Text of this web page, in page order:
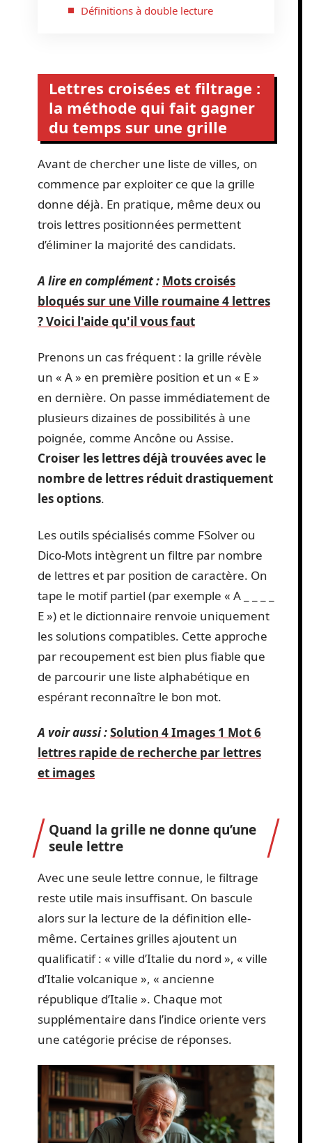
Définitions à double lecture
Lettres croisées et filtrage :
la méthode qui fait gagner
du temps sur une grille
Avant de chercher une liste de villes, on
commence par exploiter ce que la grille
donne déjà. En pratique, même deux ou
trois lettres positionnées permettent
d’éliminer la majorité des candidats.
A lire en complément : Mots croisés
bloqués sur une Ville roumaine 4 lettres
? Voici l'aide qu'il vous faut
Prenons un cas fréquent : la grille révèle
un « A » en première position et un « E »
en dernière. On passe immédiatement de
plusieurs dizaines de possibilités à une
poignée, comme Ancône ou Assise.
Croiser les lettres déjà trouvées avec le
nombre de lettres réduit drastiquement
les options.
Les outils spécialisés comme FSolver ou
Dico-Mots intègrent un filtre par nombre
de lettres et par position de caractère. On
tape le motif partiel (par exemple « A _ _ _ _
E ») et le dictionnaire renvoie uniquement
les solutions compatibles. Cette approche
par recoupement est bien plus fiable que
de parcourir une liste alphabétique en
espérant reconnaître le bon mot.
A voir aussi :Solution 4 Images 1 Mot 6
lettres rapide de recherche par lettres
et images
Quand la grille ne donne qu’une
seule lettre
Avec une seule lettre connue, le filtrage
reste utile mais insuffisant. On bascule
alors sur la lecture de la définition elle-
même. Certaines grilles ajoutent un
qualificatif : « ville d’Italie du nord », « ville
d’Italie volcanique », « ancienne
république d’Italie ». Chaque mot
supplémentaire dans l’indice oriente vers
une catégorie précise de réponses.